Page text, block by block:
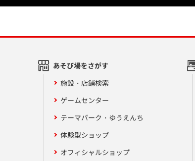
あそび場をさがす
施設・店舗検索
ゲームセンター
テーマパーク・ゆうえんち
体験型ショップ
オフィシャルショップ